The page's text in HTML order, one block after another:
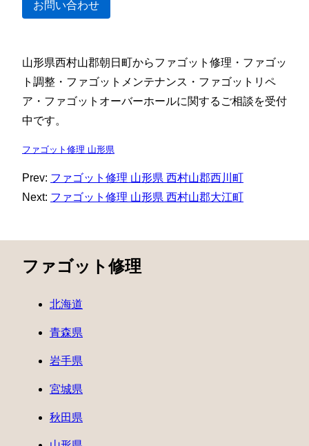
お問い合わせ
山形県西村山郡朝日町からファゴット修理・ファゴッ
ト調整・ファゴットメンテナンス・ファゴットリペ
ア・ファゴットオーバーホールに関するご相談を受付
中です。
ファゴット修理 山形県
Prev: ファゴット修理 山形県 西村山郡西川町
Next: ファゴット修理 山形県 西村山郡大江町
ファゴット修理
北海道
青森県
岩手県
宮城県
秋田県